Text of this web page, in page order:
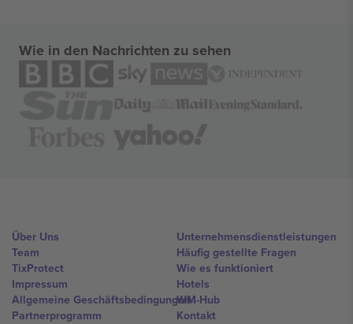
Wie in den Nachrichten zu sehen
Über Uns
Team
TixProtect
Impressum
Allgemeine Geschäftsbedingungen
Partnerprogramm
Unternehmensdienstleistungen
Häufig gestellte Fragen
Wie es funktioniert
Hotels
WM-Hub
Kontakt